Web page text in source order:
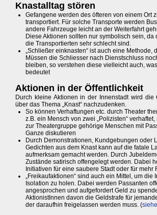
Knastalltag stören
Gefangene werden des öfteren von einem Ort
transportiert. Für solche Transporte werden
andere Fahrzeuge leicht an der Weiterfahrt
Diese Aktionen sollten nur symbolisch sein,
die Transportierten sehr schlecht sind.
„Schließer einknasten“ ist auch eine Methode,
Müssen die Schliesser nach Dienstschluss
bleiben, so verstehen diese vielleicht auch,
bedeutet
Aktionen in der Öffentlichkeit
Durch kleine Aktionen in der Innenstadt wird die
über das Thema „Knast“ nachzudenken.
So können Verhaftungen etc. durch Theater
z.B. ein Mensch von zwei „Polizisten“
zur Theatergruppe gehörige Menschen mit
Ganze diskutieren
Durch Demonstrationen, Kundgebungen oder
Gedichten aus dem Knast kann auf die fatale
aufmerksam gemacht werden. Durch
Zustände satirisch offengelegt werden. Dabei
Initiativen für eine saubere Stadt oder für mehr
„Freikaufaktionen“ sind auch ein Mittel, um die
Isolation zu holen. Dabei werden Passanten
angesprochen und aufgefordert Geld zu
AktionistInnen davon die Geldstrafe für
der daraufhin freigelassen werden muss. (